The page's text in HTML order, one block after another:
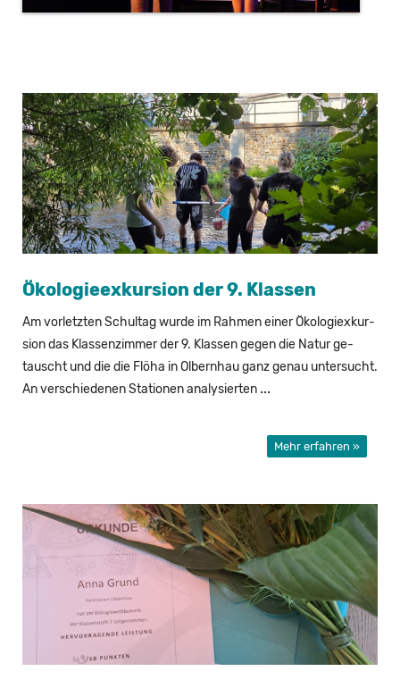
Öko­lo­gie­ex­kur­si­on der 9. Klas­sen
Am vor­letz­ten Schul­tag wurde im Rah­men einer Öko­lo­giex­kur­
si­on das Klas­sen­zim­mer der 9. Klas­sen gegen die Natur ge­
tauscht und die die Flöha in Ol­bern­hau ganz genau un­ter­sucht.
An ver­schie­de­nen Sta­tio­nen ana­ly­sier­ten ...
Mehr erfahren »